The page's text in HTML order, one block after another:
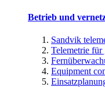
Betrieb und
Sandvik
Telemetrie für
Equipment